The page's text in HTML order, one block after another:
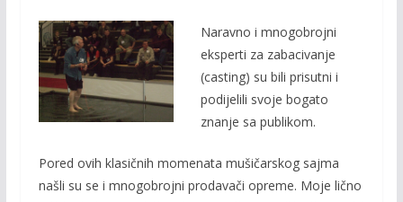
Naravno i mnogobrojni
eksperti za zabacivanje
(casting) su bili prisutni i
podijelili svoje bogato
znanje sa publikom.
Pored ovih klasičnih momenata mušičarskog sajma
našli su se i mnogobrojni prodavači opreme. Moje lično